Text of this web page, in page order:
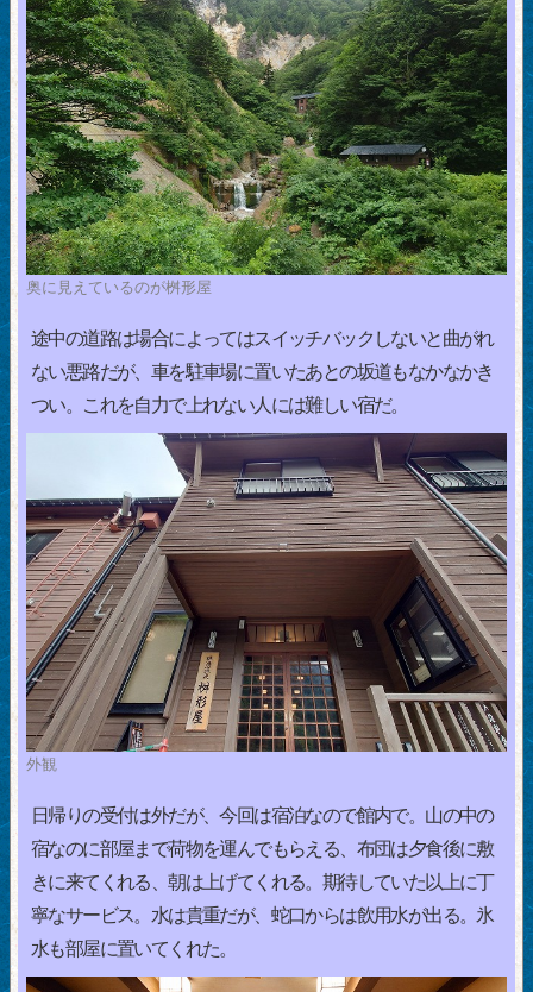
奥に見えているのが桝形屋
途中の道路は場合によってはスイッチバックしないと曲がれ
ない悪路だが、車を駐車場に置いたあとの坂道もなかなかき
つい。これを自力で上れない人には難しい宿だ。
外観
日帰りの受付は外だが、今回は宿泊なので館内で。山の中の
宿なのに部屋まで荷物を運んでもらえる、布団は夕食後に敷
きに来てくれる、朝は上げてくれる。期待していた以上に丁
寧なサービス。水は貴重だが、蛇口からは飲用水が出る。氷
水も部屋に置いてくれた。